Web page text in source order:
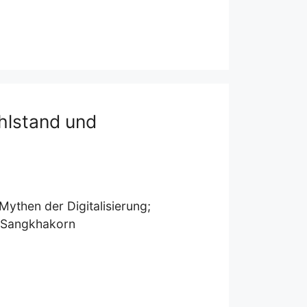
und
der Digitalisierung;